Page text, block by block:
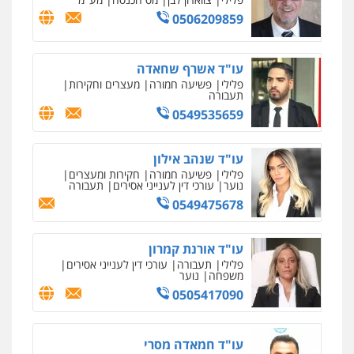
0506209859
עו"ד אשרף שחאדה
פלילי פשיעה חמורה מעצרים וחקירות
תעבורה
0549535659
עו"ד שנהב אילון
פלילי פשיעה חמורה חקירות ומעצרים
נוער עורכי דין לענייני אסירים תעבורה
0549475678
עו"ד אורנת קמרון
פלילי תעבורה עורכי דין לענייני אסירים
משפחה נוער
0505417090
עו"ד חמאדה מסרי